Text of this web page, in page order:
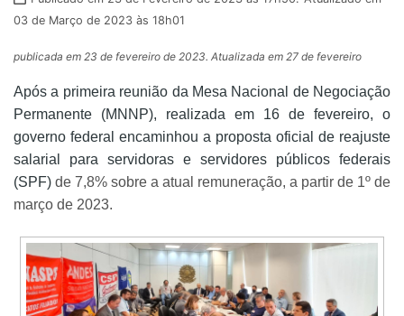
03 de Março de 2023 às 18h01
publicada em 23 de fevereiro de 2023. Atualizada em 27 de fevereiro
Após a primeira reunião da Mesa Nacional de Negociação
Permanente (MNNP), realizada em 16 de fevereiro, o
governo federal encaminhou a proposta oficial de reajuste
salarial para servidoras e servidores públicos federais
(SPF) de 7,8% sobre a atual remuneração, a partir de 1º de
março de 2023.